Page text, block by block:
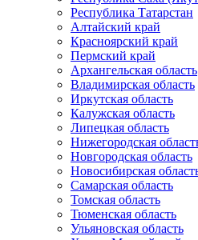
Республика Татарстан
Алтайский край
Красноярский край
Пермский край
Архангельская область
Владимирская область
Иркутская область
Калужская область
Липецкая область
Нижегородская
Новгородская область
Новосибирская
Самарская область
Томская область
Тюменская область
Ульяновская область